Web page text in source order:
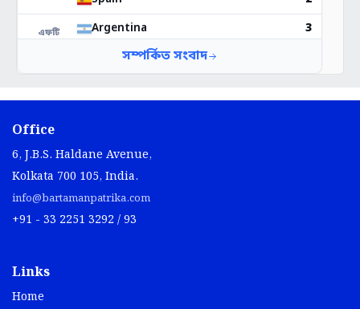
Office
6, J.B.S. Haldane Avenue,
Kolkata 700 105, India.
info@bartamanpatrika.com
+91 - 33 2251 3292 / 93
Links
Home